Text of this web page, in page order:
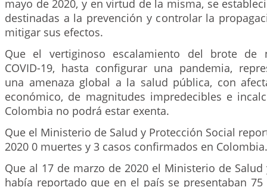
mayo de 2020, y en virtud de la misma, se
destinadas a la prevención y controlar la
mitigar sus efectos.
Que el vertiginoso escalamiento del brote de
COVID-19, hasta configurar una pandemia,
una amenaza global a la salud pública, con
económico, de magnitudes impredecibles e
Colombia no podrá estar exenta.
Que el Ministerio de Salud y Protección Social
2020 0 muertes y 3 casos confirmados en Colombia.
Que al 17 de marzo de 2020 el Ministerio de Salud
había reportado que en el país se presentaban 75